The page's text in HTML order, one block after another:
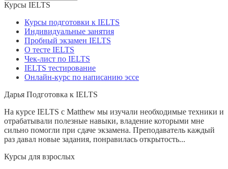
Курсы IELTS
Курсы подготовки к IELTS
Индивидуальные занятия
Пробный экзамен IELTS
О тесте IELTS
Чек-лист по IELTS
IELTS тестирование
Онлайн-курс по написанию эссе
Дарья Подготовка к IELTS
На курсе IELTS с Matthew мы изучали необходимые техники и
отрабатывали полезные навыки, владение которыми мне
сильно помогли при сдаче экзамена. Преподаватель каждый
раз давал новые задания, понравилась открытость...
Курсы для взрослых